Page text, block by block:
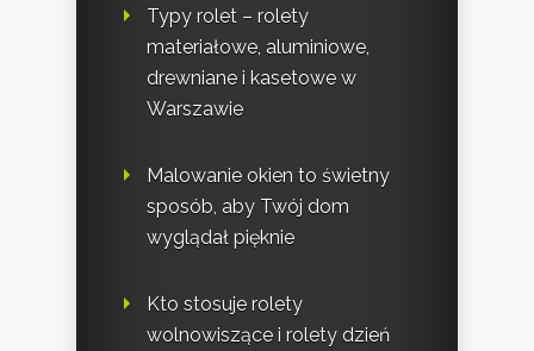
Typy rolet – rolety
materiałowe, aluminiowe,
drewniane i kasetowe w
Warszawie
Malowanie okien to świetny
sposób, aby Twój dom
wyglądał pięknie
Kto stosuje rolety
wolnowiszące i rolety dzień